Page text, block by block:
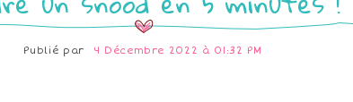
Publié par 4 Décembre 2022 à 01:32 PM